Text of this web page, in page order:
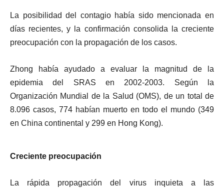
La posibilidad del contagio había sido mencionada en
días recientes, y la confirmación consolida la creciente
preocupación con la propagación de los casos.
Zhong había ayudado a evaluar la magnitud de la
epidemia del SRAS en 2002-2003. Según la
Organización Mundial de la Salud (OMS), de un total de
8.096 casos, 774 habían muerto en todo el mundo (349
en China continental y 299 en Hong Kong).
Creciente preocupación
La rápida propagación del virus inquieta a las